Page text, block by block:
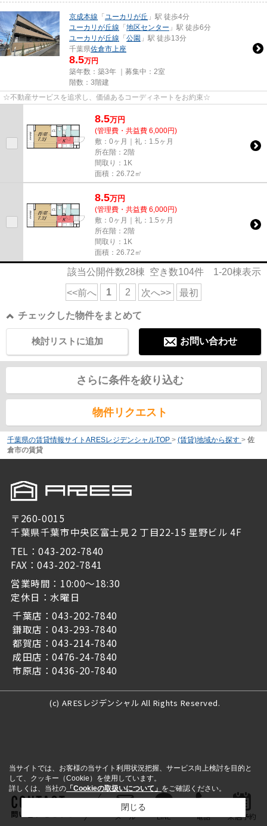
京成本線 「 ユーカリが丘 」駅 徒歩4分
ユーカリが丘線 「 地区センター 」駅 徒歩6分
ユーカリが丘線 「 公園 」駅 徒歩13分
千葉県佐倉市上座
8.5万円
築年数：築3年 ｜募集中： 2室
階数：3階建
☆不動産サービスを追求し、価値あるコーディネートをお約束☆
8.5万円
(管理費・共益費 6,000円)
敷：0ヶ月｜礼：1.5ヶ月
所在階：2階
間取り：1K
面積：26.72㎡
8.5万円
(管理費・共益費 6,000円)
敷：0ヶ月｜礼：1.5ヶ月
所在階：2階
間取り：1K
面積：26.72㎡
該当公開件数28棟 空き数104件 1-20棟表示
<<前へ 1 2 次へ>> 最初
チェックした物件をまとめて
お問い合わせ
検討リストに追加
さらに条件を絞り込む
物件リクエスト
千葉県の賃貸情報サイトARESレジデンシャルTOP > (賃貸)地域から探す > 佐
倉市の賃貸
〒260-0015
千葉県千葉市中央区富士見２丁目22-15 星野ビル 4F
TEL：043-202-7840
FAX：043-202-7841
営業時間：10:00～18:30
定休日：水曜日
千葉店：043-202-7840
鎌取店：043-293-7840
都賀店：043-214-7840
成田店：0476-24-7840
市原店：0436-20-7840
(c) ARESレジデンシャル All Rights Reserved.
問い合わせをする メール LINE 電話 来店予約
当サイトでは、お客様の当サイト利用状況把握、サービス向上検討を目的と
して、クッキー（Cookie）を使用しています。
詳しくは、当社の 「Cookieの取扱いについて」 をご確認ください。
閉じる